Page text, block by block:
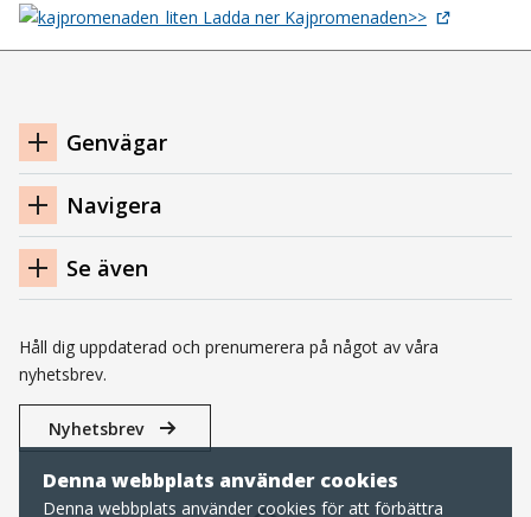
Denna webbplats använder cookies
Denna webbplats använder cookies för att förbättra
Ladda ner Kajpromenaden>>
Navigation
sidfot
Genvägar
Navigera
Se även
Håll dig uppdaterad och prenumerera på något av våra
nyhetsbrev.
Nyhetsbrev